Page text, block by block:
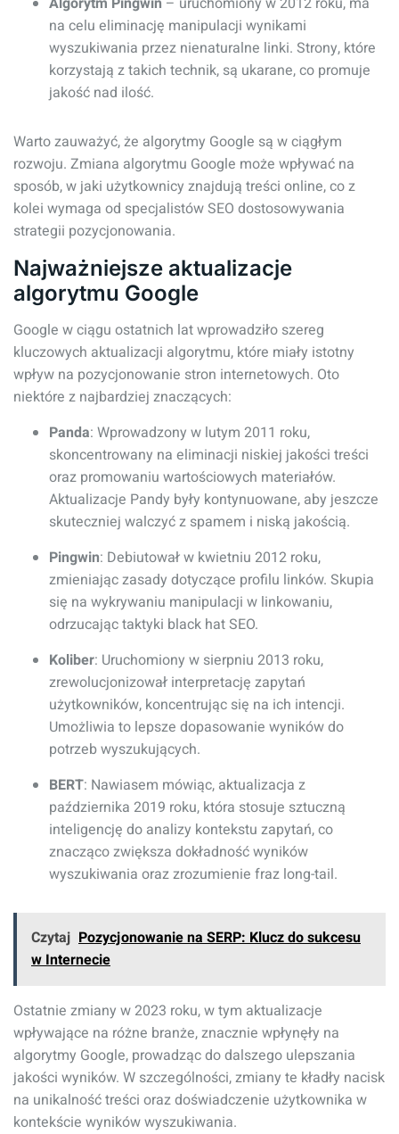
na celu eliminację manipulacji wynikami
wyszukiwania przez nienaturalne linki. Strony, które
korzystają z takich technik, są ukarane, co promuje
jakość nad ilość.
Warto zauważyć, że algorytmy Google są w ciągłym
rozwoju. Zmiana algorytmu Google może wpływać na
sposób, w jaki użytkownicy znajdują treści online, co z
kolei wymaga od specjalistów SEO dostosowywania
strategii pozycjonowania.
Najważniejsze aktualizacje
algorytmu Google
Google w ciągu ostatnich lat wprowadziło szereg
kluczowych aktualizacji algorytmu, które miały istotny
wpływ na pozycjonowanie stron internetowych. Oto
niektóre z najbardziej znaczących:
Panda: Wprowadzony w lutym 2011 roku,
skoncentrowany na eliminacji niskiej jakości treści
oraz promowaniu wartościowych materiałów.
Aktualizacje Pandy były kontynuowane, aby jeszcze
skuteczniej walczyć z spamem i niską jakością.
Pingwin: Debiutował w kwietniu 2012 roku,
zmieniając zasady dotyczące profilu linków. Skupia
się na wykrywaniu manipulacji w linkowaniu,
odrzucając taktyki black hat SEO.
Koliber: Uruchomiony w sierpniu 2013 roku,
zrewolucjonizował interpretację zapytań
użytkowników, koncentrując się na ich intencji.
Umożliwia to lepsze dopasowanie wyników do
potrzeb wyszukujących.
BERT: Nawiasem mówiąc, aktualizacja z
października 2019 roku, która stosuje sztuczną
inteligencję do analizy kontekstu zapytań, co
znacząco zwiększa dokładność wyników
wyszukiwania oraz zrozumienie fraz long-tail.
Czytaj Pozycjonowanie na SERP: Klucz do sukcesu
w Internecie
Ostatnie zmiany w 2023 roku, w tym aktualizacje
wpływające na różne branże, znacznie wpłynęły na
algorytmy Google, prowadząc do dalszego ulepszania
jakości wyników. W szczególności, zmiany te kładły nacisk
na unikalność treści oraz doświadczenie użytkownika w
kontekście wyników wyszukiwania.